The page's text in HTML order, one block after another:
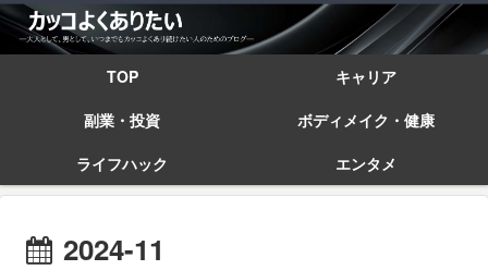
TOP
キャリア
副業・投資
ボディメイク・健康
ライフハック
エンタメ
2024-11